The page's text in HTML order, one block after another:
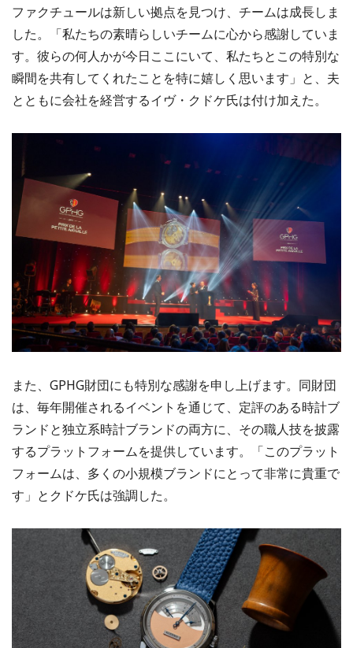
ファクチュールは新しい拠点を見つけ、チームは成長しま
した。「私たちの素晴らしいチームに心から感謝していま
す。彼らの何人かが今日ここにいて、私たちとこの特別な
瞬間を共有してくれたことを特に嬉しく思います」と、夫
とともに会社を経営するイヴ・クドケ氏は付け加えた。
また、GPHG財団にも特別な感謝を申し上げます。同財団
は、毎年開催されるイベントを通じて、定評のある時計ブ
ランドと独立系時計ブランドの両方に、その職人技を披露
するプラットフォームを提供しています。「このプラット
フォームは、多くの小規模ブランドにとって非常に貴重で
す」とクドケ氏は強調した。